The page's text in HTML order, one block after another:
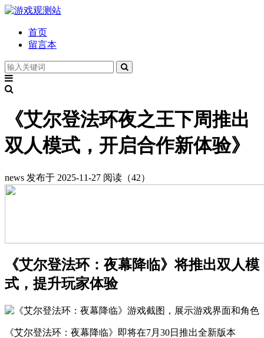
首页
留言本
《艾尔登法环夜之王下周推出
双人模式，开启合作新体验》
news 发布于 2025-11-27 阅读（42）
《艾尔登法环：夜幕降临》将推出双人模
式，提升玩家体验
《艾尔登法环：夜幕降临》即将在7月30日推出全新版本